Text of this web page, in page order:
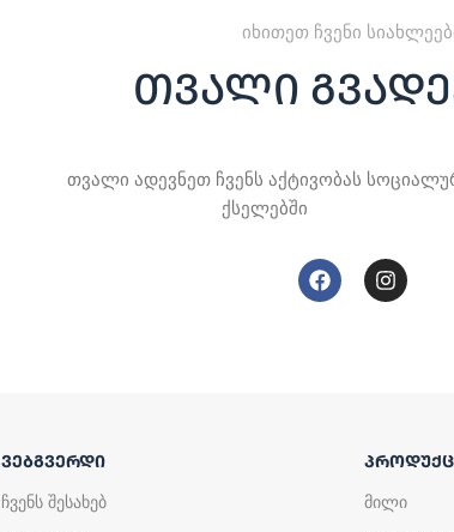
იხითეთ ჩვენი
თვალი
თვალი ადევნეთ ჩვენს აქტივობას
ქსელებში
ᲕᲔᲑᲒᲕᲔᲠᲓᲘ
ჩვენს შესახებ მილი